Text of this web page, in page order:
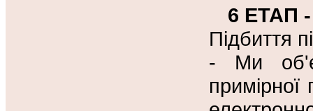
6 ЕТАП -
Підбиття
- Ми